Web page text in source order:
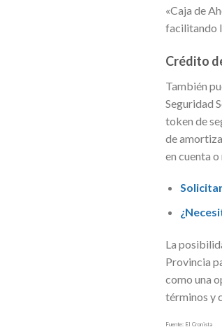
«Caja de
facilitando
Crédito
También
Seguridad
token de
de
en cuenta
La
Provincia
como una
términos y
Fuente: El Cronista